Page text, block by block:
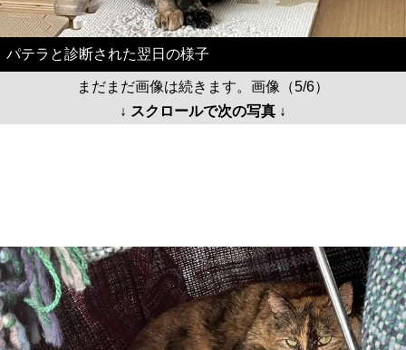
パテラと診断された翌日の様子
まだまだ画像は続きます。画像（5/6）
↓ スクロールで次の写真 ↓